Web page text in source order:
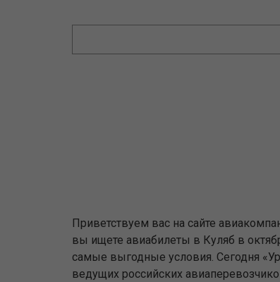
Приветствуем вас на сайте
вы ищете авиабилеты в Куляб в
самые выгодные условия. Сегодня
ведущих российских